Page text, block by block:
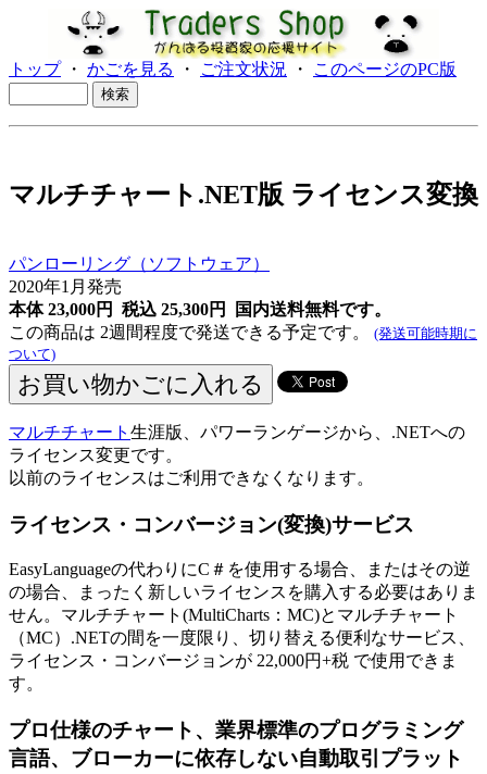
トップ・ かごを見る ・ ご注文状況 ・ このページのPC版
マルチチャート.NET版 ライセンス変換
パンローリング（ソフトウェア）
2020年1月発売
本体 23,000円 税込 25,300円
国内送料無料です。
この商品は 2週間程度で発送できる予定です。 (発送可能時期に
ついて)
マルチチャート 生涯版、パワーランゲージから、.NETへの
ライセンス変更です。
以前のライセンスはご利用できなくなります。
ライセンス・コンバージョン(変換)サービス
EasyLanguageの代わりにC＃を使用する場合、またはその逆
の場合、まったく新しいライセンスを購入する必要はありま
せん。マルチチャート(MultiCharts：MC)とマルチチャート
（MC）.NETの間を一度限り、切り替える便利なサービス、
ライセンス・コンバージョンが 22,000円+税 で使用できま
す。
プロ仕様のチャート、業界標準のプログラミング
言語、ブローカーに依存しない自動取引プラット